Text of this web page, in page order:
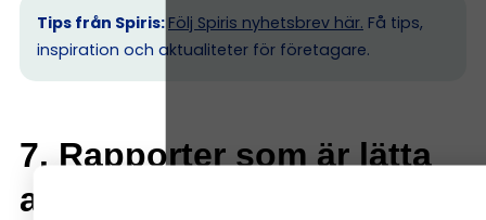
Tips från Spiris: Följ Spiris nyhetsbrev här. Få tips,
inspiration och aktualiteter för företagare.
7. Rapporter som är lätta
att förstå